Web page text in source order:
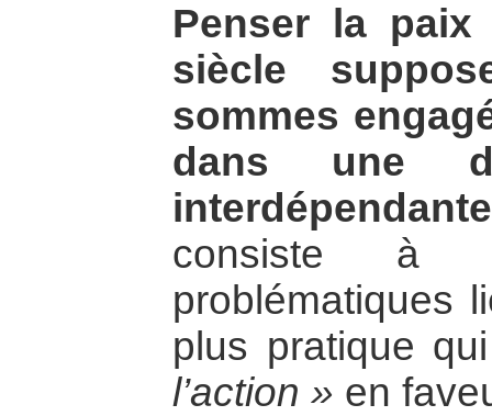
Penser la paix
siècle
sommes
dans une
interdépendante
consiste à
problématiques
plus pratique
l’action » en